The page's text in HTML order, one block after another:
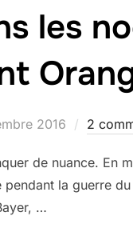
les
2016 2
de nuance. En
la guerre
…